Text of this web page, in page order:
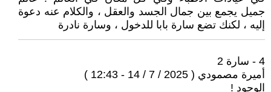
جميل يجمع بين جمال الجسد والعقل ، والكلام عنه دعوة
إليه ، لكنك تضع سارة بابا للدخول ، وسارة نادرة
4 - سارة 2
أميرة مصمودي ( 2025 / 7 / 14 - 12:43 )
الوجود !